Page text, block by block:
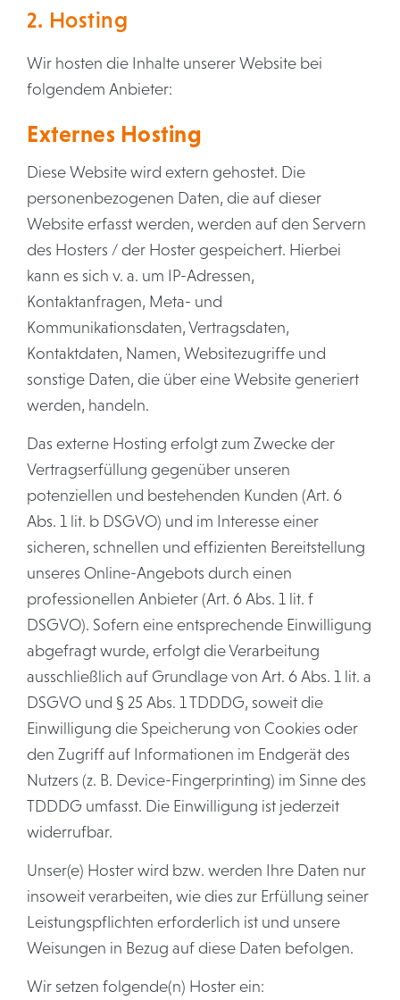
2. Hosting
Wir hosten die Inhalte unserer Website bei
folgendem Anbieter:
Externes Hosting
Diese Website wird extern gehostet. Die
personenbezogenen Daten, die auf dieser
Website erfasst werden, werden auf den Servern
des Hosters / der Hoster gespeichert. Hierbei
kann es sich v. a. um IP-Adressen,
Kontaktanfragen, Meta- und
Kommunikationsdaten, Vertragsdaten,
Kontaktdaten, Namen, Websitezugriffe und
sonstige Daten, die über eine Website generiert
werden, handeln.
Das externe Hosting erfolgt zum Zwecke der
Vertragserfüllung gegenüber unseren
potenziellen und bestehenden Kunden (Art. 6
Abs. 1 lit. b DSGVO) und im Interesse einer
sicheren, schnellen und effizienten Bereitstellung
unseres Online-Angebots durch einen
professionellen Anbieter (Art. 6 Abs. 1 lit. f
DSGVO). Sofern eine entsprechende Einwilligung
abgefragt wurde, erfolgt die Verarbeitung
ausschließlich auf Grundlage von Art. 6 Abs. 1 lit. a
DSGVO und § 25 Abs. 1 TDDDG, soweit die
Einwilligung die Speicherung von Cookies oder
den Zugriff auf Informationen im Endgerät des
Nutzers (z. B. Device-Fingerprinting) im Sinne des
TDDDG umfasst. Die Einwilligung ist jederzeit
widerrufbar.
Unser(e) Hoster wird bzw. werden Ihre Daten nur
insoweit verarbeiten, wie dies zur Erfüllung seiner
Leistungspflichten erforderlich ist und unsere
Weisungen in Bezug auf diese Daten befolgen.
Wir setzen folgende(n) Hoster ein: